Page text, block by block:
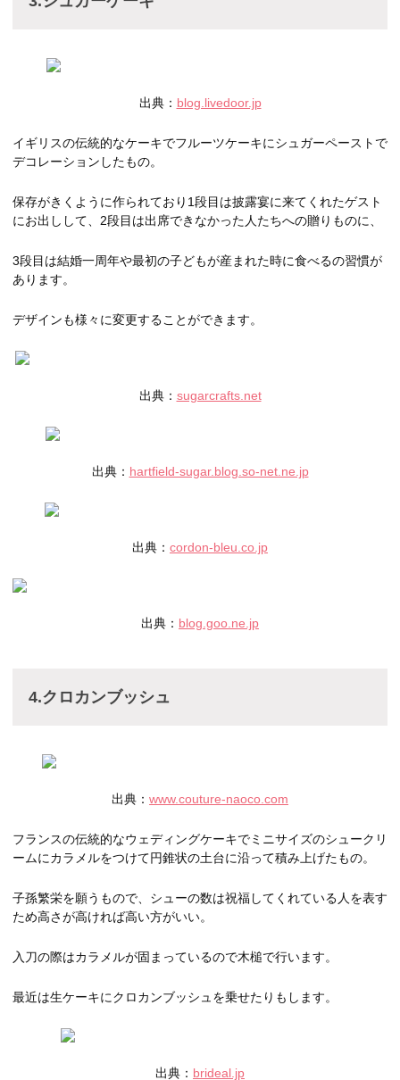
出典： blog.livedoor.jp
イギリスの伝統的なケーキでフルーツケーキにシュガーペーストで
デコレーションしたもの。
保存がきくように作られており1段目は披露宴に来てくれたゲスト
にお出しして、2段目は出席できなかった人たちへの贈りものに、
3段目は結婚一周年や最初の子どもが産まれた時に食べるの習慣が
あります。
デザインも様々に変更することができます。
出典： sugarcrafts.net
出典： hartfield-sugar.blog.so-net.ne.jp
出典： cordon-bleu.co.jp
出典： blog.goo.ne.jp
4.クロカンブッシュ
出典： www.couture-naoco.com
フランスの伝統的なウェディングケーキでミニサイズのシュークリ
ームにカラメルをつけて円錐状の土台に沿って積み上げたもの。
子孫繁栄を願うもので、シューの数は祝福してくれている人を表す
ため高さが高ければ高い方がいい。
入刀の際はカラメルが固まっているので木槌で行います。
最近は生ケーキにクロカンブッシュを乗せたりもします。
出典： brideal.jp